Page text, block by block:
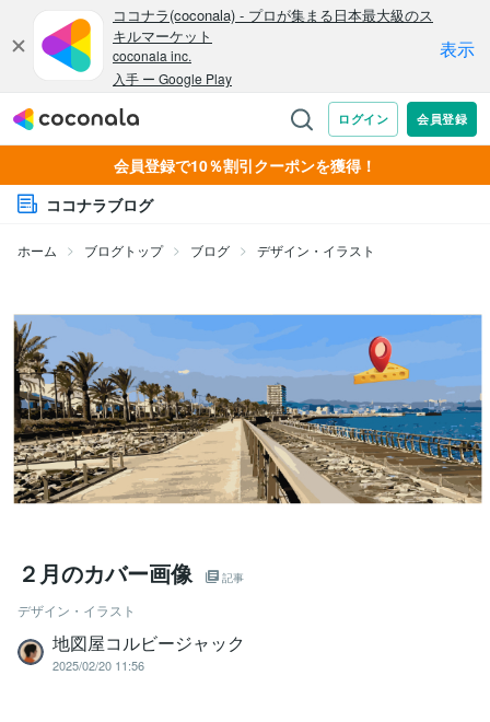
会員登録で10％割引クーポンを獲得！
ココナラブログ
ホーム ブログトップ ブログ デザイン・イラスト
２月のカバー画像 記事
デザイン・イラスト
地図屋コルビージャック
2025/02/20 11:56